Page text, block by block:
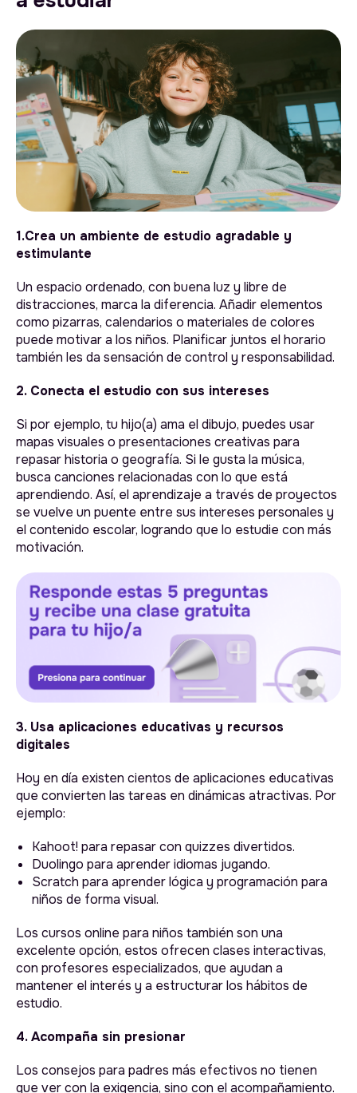
1.Crea un ambiente de estudio agradable y
estimulante
Un espacio ordenado, con buena luz y libre de
distracciones, marca la diferencia. Añadir elementos
como pizarras, calendarios o materiales de colores
puede motivar a los niños. Planificar juntos el horario
también les da sensación de control y responsabilidad.
2. Conecta el estudio con sus intereses
Si por ejemplo, tu hijo(a) ama el dibujo, puedes usar
mapas visuales o presentaciones creativas para
repasar historia o geografía. Si le gusta la música,
busca canciones relacionadas con lo que está
aprendiendo. Así, el aprendizaje a través de proyectos
se vuelve un puente entre sus intereses personales y
el contenido escolar, logrando que lo estudie con más
motivación.
3. Usa aplicaciones educativas y recursos
digitales
Hoy en día existen cientos de aplicaciones educativas
que convierten las tareas en dinámicas atractivas. Por
ejemplo:
Kahoot! para repasar con quizzes divertidos.
Duolingo para aprender idiomas jugando.
Scratch para aprender lógica y programación para
niños de forma visual.
Los cursos online para niños también son una
excelente opción, estos ofrecen clases interactivas,
con profesores especializados, que ayudan a
mantener el interés y a estructurar los hábitos de
estudio.
4. Acompaña sin presionar
Los consejos para padres más efectivos no tienen
que ver con la exigencia, sino con el acompañamiento.